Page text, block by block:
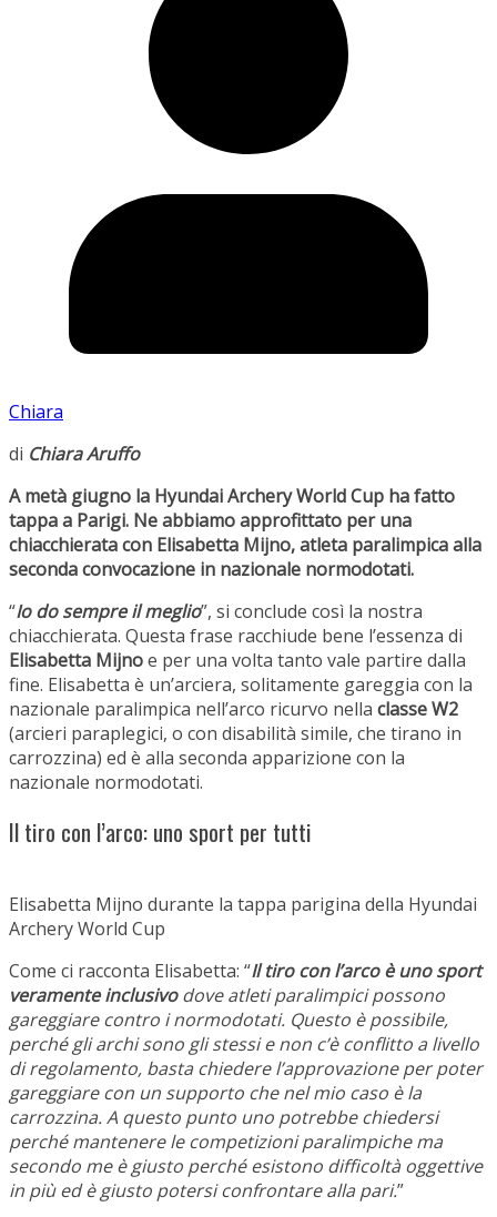
Chiara
di Chiara Aruffo
A metà giugno la Hyundai Archery World Cup ha fatto
tappa a Parigi. Ne abbiamo approfittato per una
chiacchierata con Elisabetta Mijno, atleta paralimpica alla
seconda convocazione in nazionale normodotati.
“Io do sempre il meglio”, si conclude così la nostra
chiacchierata. Questa frase racchiude bene l’essenza di
Elisabetta Mijnoe per una volta tanto vale partire dalla
fine. Elisabetta è un’arciera, solitamente gareggia con la
nazionale paralimpica nell’arco ricurvo nella classe W2
(arcieri paraplegici, o con disabilità simile, che tirano in
carrozzina) ed è alla seconda apparizione con la
nazionale normodotati.
Il tiro con l’arco: uno sport per tutti
Elisabetta Mijno durante la tappa parigina della Hyundai
Archery World Cup
Come ci racconta Elisabetta: “Il tiro con l’arco è uno sport
veramente inclusivodove atleti paralimpici possono
gareggiare contro i normodotati. Questo è possibile,
perché gli archi sono gli stessi e non c’è conflitto a livello
di regolamento, basta chiedere l’approvazione per poter
gareggiare con un supporto che nel mio caso è la
carrozzina. A questo punto uno potrebbe chiedersi
perché mantenere le competizioni paralimpiche ma
secondo me è giusto perché esistono difficoltà oggettive
in più ed è giusto potersi confrontare alla pari.”